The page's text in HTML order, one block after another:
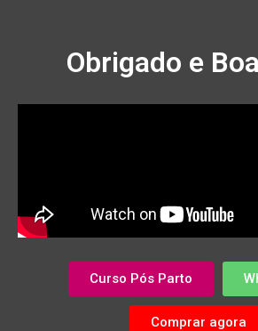
Obrigado e
Curso Pós Parto
Comprar agora